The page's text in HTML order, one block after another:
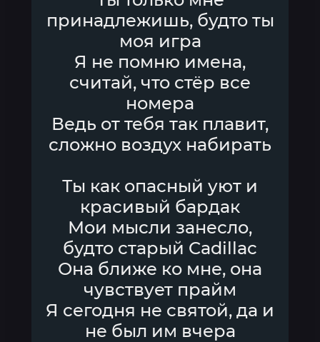
принадлежишь, будто ты
моя игра
Я не помню имена,
считай, что стёр все
номера
Ведь от тебя так плавит,
сложно воздух набирать
Ты как опасный уют и
красивый бардак
Мои мысли занесло,
будто старый Cadillac
Она ближе ко мне, она
чувствует прайм
Я сегодня не святой, да и
не был им вчера